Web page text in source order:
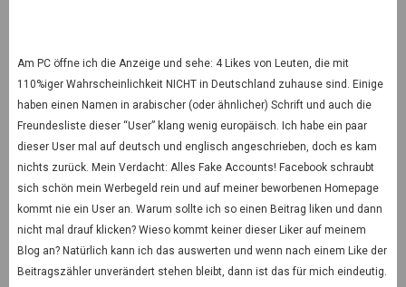
Am PC öffne ich die Anzeige und sehe: 4 Likes von Leuten, die mit
110%iger Wahrscheinlichkeit NICHT in Deutschland zuhause sind. Einige
haben einen Namen in arabischer (oder ähnlicher) Schrift und auch die
Freundesliste dieser “User” klang wenig europäisch. Ich habe ein paar
dieser User mal auf deutsch und englisch angeschrieben, doch es kam
nichts zurück. Mein Verdacht: Alles Fake Accounts! Facebook schraubt
sich schön mein Werbegeld rein und auf meiner beworbenen Homepage
kommt nie ein User an. Warum sollte ich so einen Beitrag liken und dann
nicht mal drauf klicken? Wieso kommt keiner dieser Liker auf meinem
Blog an? Natürlich kann ich das auswerten und wenn nach einem Like der
Beitragszähler unverändert stehen bleibt, dann ist das für mich eindeutig.